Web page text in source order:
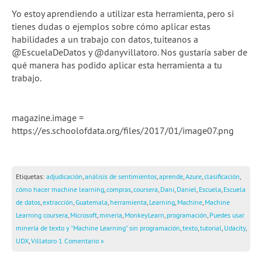
Yo estoy aprendiendo a utilizar esta herramienta, pero si
tienes dudas o ejemplos sobre cómo aplicar estas
habilidades a un trabajo con datos, tuiteanos a
@EscuelaDeDatos y @danyvillatoro. Nos gustaría saber de
qué manera has podido aplicar esta herramienta a tu
trabajo.
magazine.image =
https://es.schoolofdata.org/files/2017/01/image07.png
Etiquetas: adjudicación análisis de sentimientos aprende Azure clasificación
cómo hacer machine learning compras coursera Dani Daniel Escuela Escuela
de datos extracción Guatemala herramienta Learning Machine Machine
Learning coursera Microsoft minería MonkeyLearn programación Puedes usar
minería de texto y "Machine Learning" sin programación texto tutorial Udacity,
UDX Villatoro 1 Comentario »